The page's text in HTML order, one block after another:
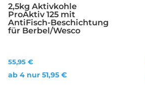
2,5kg Aktivkohle
ProAktiv 125 mit
AntiFisch-Beschichtung
für Berbel/Wesco
55,95€
ab 4 nur51,95€